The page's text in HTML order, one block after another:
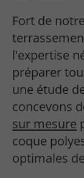
Fort de
l'expertise
préparer
une étude
concevons
sur mesure
coque
optimales